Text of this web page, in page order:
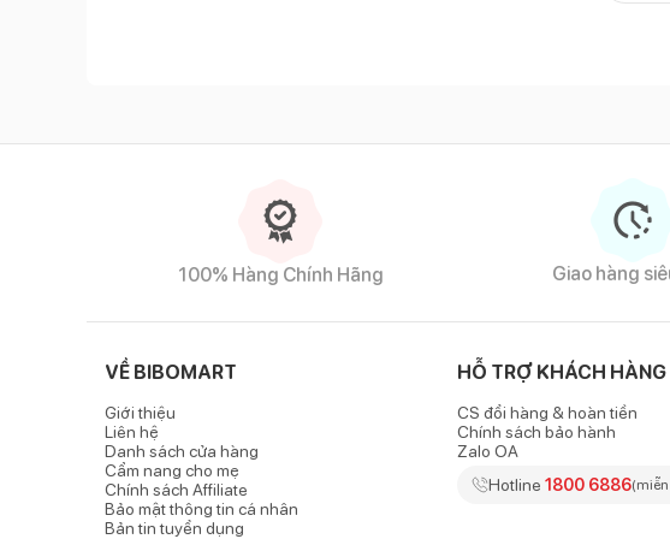
Xịt
Thành phần có nguồn gốc từ thiên nhiên
Xịt chống muỗi, dưỡng da Chicco NaturalZ
được chiết xuất từ tinh
- Ngoài ra, Glycerin và xương rồng lê gai trong sản phẩm còn có
100% Hàng Chính Hãng Giao hàng
VỀ BIBOMART
Giới thiệu
Liên hệ
Danh sách cửa hàng
Cẩm nang cho mẹ
Chính sách Affiliate
Bảo mật thông tin cá nhân
Bản tin tuyển dụng
HỖ TRỢ KHÁCH HÀNG
CS đổi hàng & hoàn tiền
Chính sách bảo hành
Zalo OA
Hotline 1800 6886(miễn